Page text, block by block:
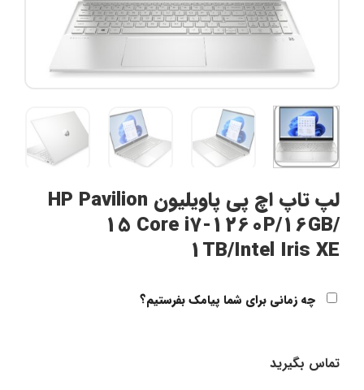
لپ تاپ اچ پی پاویلیون HP Pavilion
15 Core i7-1260P/16GB/
1TB/Intel Iris XE
چه زمانی برای شما پیامک بفرستیم؟
تماس بگیرید